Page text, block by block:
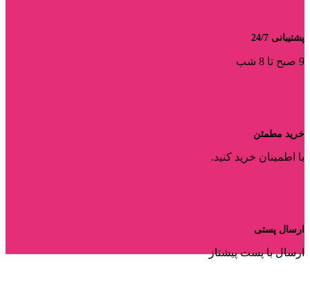
پشتیبانی 24/7
9 صبح تا 8 شب
خرید مطمئن
با اطمینان خرید کنید.
ارسال پستی
ارسال با پست پیشتاز